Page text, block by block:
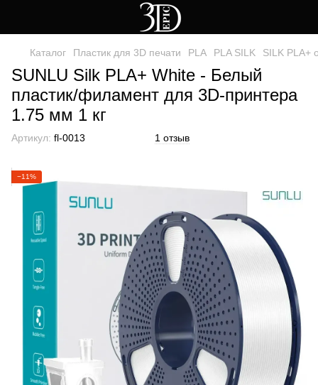
Каталог Пластик для 3D печати PLA PLA SILK SILK PLA+
SUNLU Silk PLA+ White - Белый
пластик/филамент для 3D-принтера
1.75 мм 1 кг
Артикул: fl-0013 1 отзыв
−11%